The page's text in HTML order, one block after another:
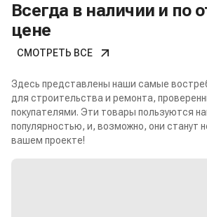
Всегда в наличии и по
цене
СМОТРЕТЬ ВСЕ
Здесь представлены наши самые
для строительства и ремонта,
покупателями. Эти товары пользуются
популярностью, и, возможно, они станут
вашем проекте!